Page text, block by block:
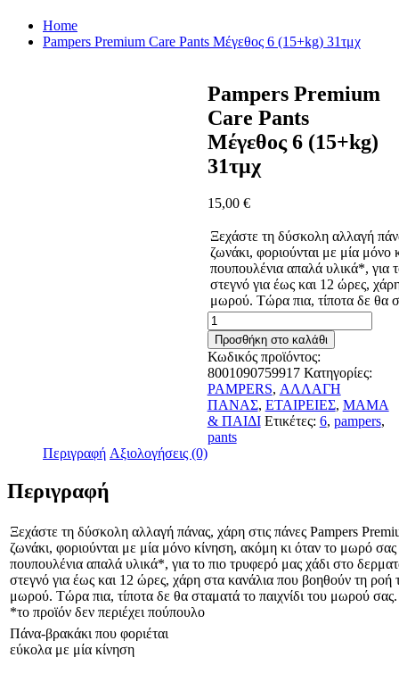
Home
Pampers Premium Care Pants Μέγεθος 6 (15+kg) 31τμχ
Pampers Premium
Care Pants
Μέγεθος 6 (15+kg)
31τμχ
15,00 €
Ξεχάστε τη δύσκολη αλλαγή
ζωνάκι, φοριούνται με μία μόνο
πουπουλένια απαλά υλικά*, για
στεγνό για έως και 12 ώρες,
μωρού. Τώρα πια, τίποτα δε θα
Pampers
Premium
Care
Pants
Μέγεθος
6
(15+kg)
31τμχ
ποσότητα
Προσθήκη στο καλάθι
Κωδικός προϊόντος:
8001090759917 Κατηγορίες:
PAMPERS, ΑΛΛΑΓΗ
ΠΑΝΑΣ, ΕΤΑΙΡΕΙΕΣ, ΜΑΜΑ
& ΠΑΙΔΙ Ετικέτες: 6, pampers,
pants
Περιγραφή Αξιολογήσεις (0)
Περιγραφή
Ξεχάστε τη δύσκολη αλλαγή πάνας, χάρη στις πάνες Pampers
ζωνάκι, φοριούνται με μία μόνο κίνηση, ακόμη κι όταν το μωρό σας
πουπουλένια απαλά υλικά*, για το πιο τρυφερό μας χάδι στο
στεγνό για έως και 12 ώρες, χάρη στα κανάλια που βοηθούν τη ροή
μωρού. Τώρα πια, τίποτα δε θα σταματά το παιχνίδι του μωρού σας.
*το προϊόν δεν περιέχει πούπουλο
Πάνα-βρακάκι που φοριέται
εύκολα με μία κίνηση